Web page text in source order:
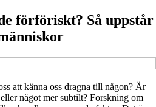
förföriskt? Så uppstår
att känna oss dragna till någon? Är
något mer subtilt? Forskning om